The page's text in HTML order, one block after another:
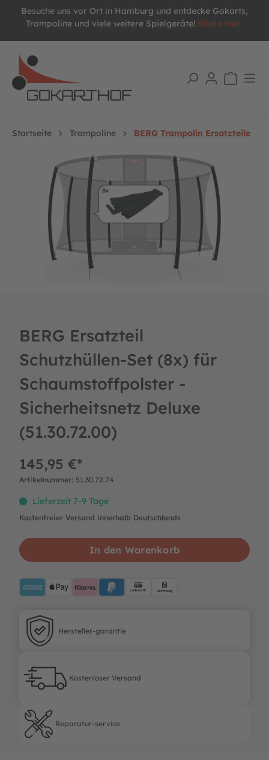
springen
Besuche uns vor Ort in Hamburg und entdecke Gokarts,
Trampoline und viele weitere Spielgeräte! Klicke hier.
Startseite Trampoline
BERG Trampolin Ersatzteile
Bildergalerie überspringen
BERG Ersatzteil
Schutzhüllen-Set (8x) für
Schaumstoffpolster -
Sicherheitsnetz Deluxe
(51.30.72.00)
145,95 €*
Artikelnummer: 51.30.72.74
Lieferzeit 7-9 Tage
Kostenfreier Versand innerhalb Deutschlands
In den Warenkorb
ApplePayKlarna PayPalBlueLastschrift
Hersteller-garantie
Hersteller-garantie
Kostenloser Versand
Kostenloser Versand
Reparatur-service
Reparatur-service